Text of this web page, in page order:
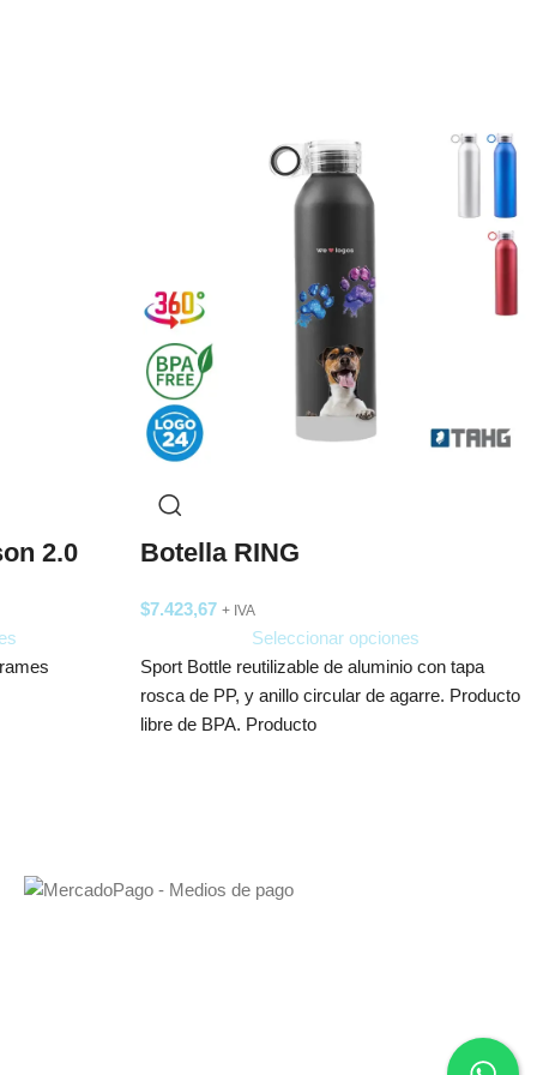
2.0 Botella RING
$7.423,67 + IVA
Seleccionar opciones
Sport Bottle reutilizable de aluminio con tapa
rosca de PP, y anillo circular de agarre. Producto
libre de BPA. Producto